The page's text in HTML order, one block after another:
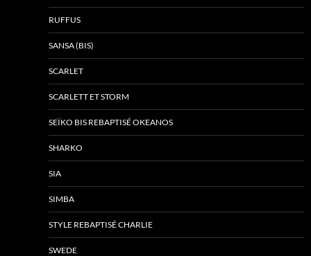
RUFFUS
SANSA (BIS)
SCARLET
SCARLETT ET STORM
SEÏKO BIS REBAPTISÉ OKEANOS
SHARKO
SIA
SIMBA
STYLE REBAPTISÉ CHARLIE
SWEDE